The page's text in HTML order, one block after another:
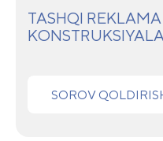
TASHQI REKLAMA
SOROV